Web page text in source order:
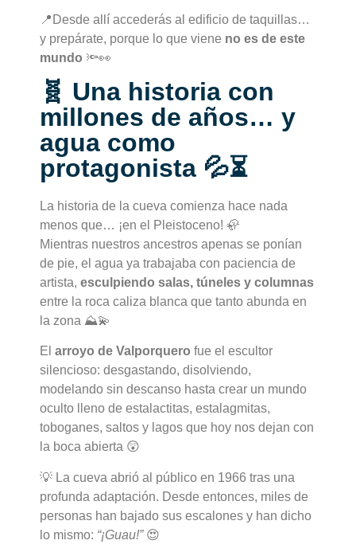
📍Desde allí accederás al edificio de taquillas…
y prepárate, porque lo que viene no es de este
mundo 🔦👀
🧬 Una historia con
millones de años… y
agua como
protagonista 💦⏳
La historia de la cueva comienza hace nada
menos que… ¡en el Pleistoceno! 🦣
Mientras nuestros ancestros apenas se ponían
de pie, el agua ya trabajaba con paciencia de
artista, esculpiendo salas, túneles y columnas
entre la roca caliza blanca que tanto abunda en
la zona ⛰️💫
El arroyo de Valporquero fue el escultor
silencioso: desgastando, disolviendo,
modelando sin descanso hasta crear un mundo
oculto lleno de estalactitas, estalagmitas,
toboganes, saltos y lagos que hoy nos dejan con
la boca abierta 😲
💡 La cueva abrió al público en 1966 tras una
profunda adaptación. Desde entonces, miles de
personas han bajado sus escalones y han dicho
lo mismo: “¡Guau!”😍